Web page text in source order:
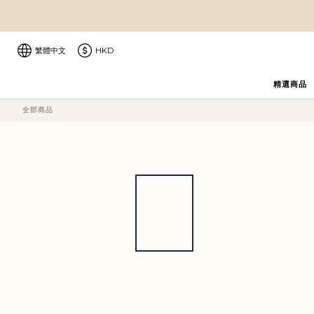
繁體中文 HKD
精選商品
全部商品